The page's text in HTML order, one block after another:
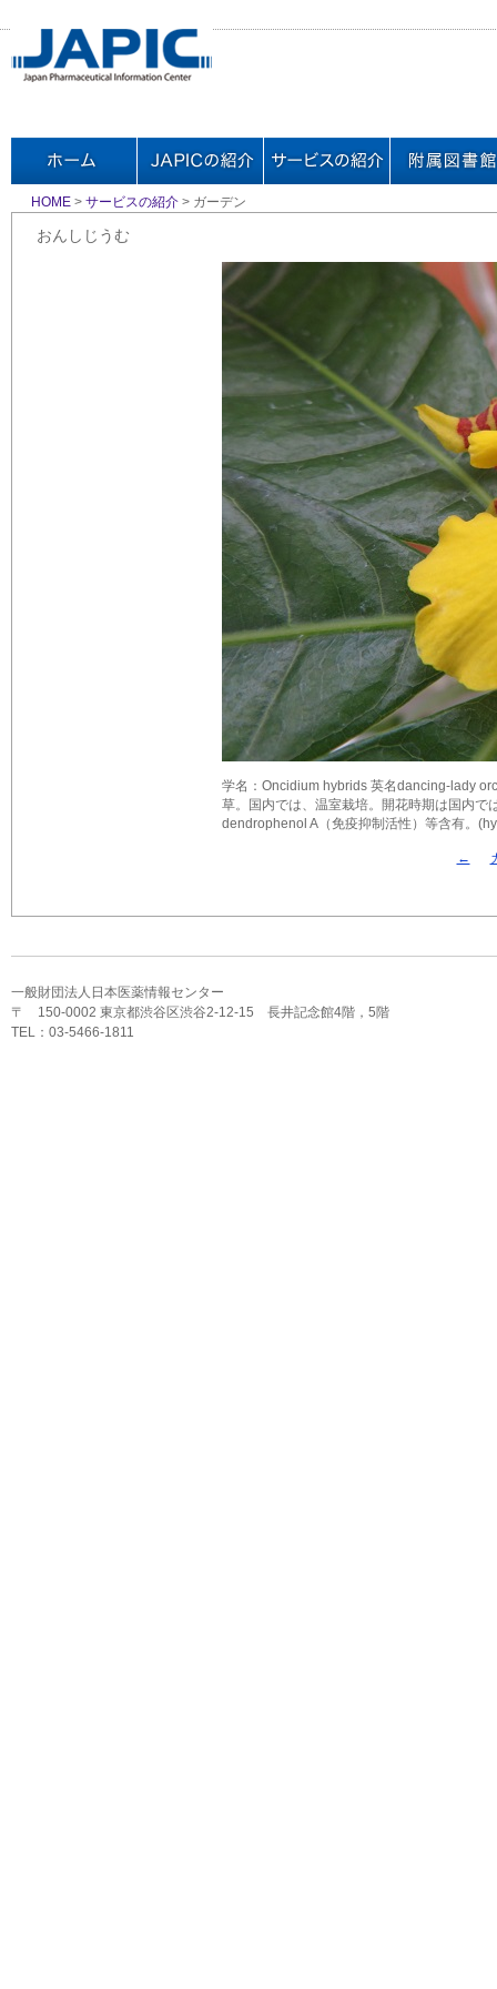
HOME > サービスの紹介 > ガーデン
おんしじうむ
学名：Oncidium hybrids 英名dancing-lady
草。国内では、温室栽培。開花時期は国内
dendrophenol A（免疫抑制活性）等含有。
←
一般財団法人日本医薬情報センター
〒 150-0002 東京都渋谷区渋谷2-12-15 長井記念館4階，5階
TEL：03-5466-1811